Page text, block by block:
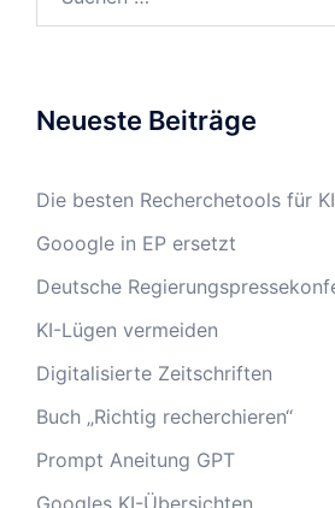
Neueste Beiträge
Die besten Recherchetools für
Gooogle in EP ersetzt
Deutsche
KI-Lügen vermeiden
Digitalisierte Zeitschriften
Buch „Richtig recherchieren“
Prompt Aneitung GPT
Googles KI-Übersichten